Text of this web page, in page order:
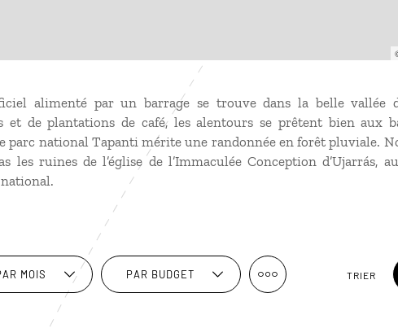
alimenté par un barrage se trouve dans la belle vallée
et de plantations de café, les alentours se prêtent bien aux
parc national Tapanti mérite une randonnée en forêt pluviale.
les ruines de l’église de l’Immaculée Conception d’Ujarrás,
MOIS PAR BUDGET TRIER